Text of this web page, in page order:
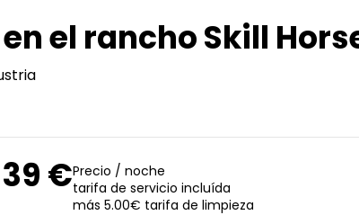
el rancho Skill
39 €Precio / noche
tarifa de servicio incluída
más 5.00€ tarifa de limpieza